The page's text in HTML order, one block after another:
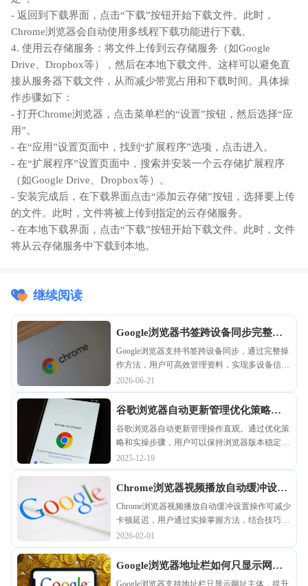
- 返回到下载界面，点击“下载”按钮开始下载文件。此时，
Chrome浏览器会自动使用多线程下载功能进行下载。
4. 使用云存储服务：将文件上传到云存储服务（如Google
Drive、Dropbox等），然后在本地下载文件。这样可以避免直
接从服务器下载文件，从而减少带宽占用和下载时间。具体操
作步骤如下：
- 打开Chrome浏览器，点击菜单栏的“设置”按钮，然后选择“应
用”。
- 在“应用”设置页面中，找到“扩展程序”选项，点击进入。
- 在“扩展程序”设置页面中，搜索并安装一个云存储扩展程序
（如Google Drive、Dropbox等）。
- 安装完成后，在下载界面点击“添加云存储”按钮，选择要上传
的文件。此时，文件将被上传到指定的云存储服务。
- 在本地下载界面，点击“下载”按钮开始下载文件。此时，文件
将从云存储服务中下载到本地。
继续阅读
Google浏览器书签跨设备同步完整操
作方法
Google浏览器支持书签跨设备同步，通过完整操
作方法，用户可高效管理资料，实现多设备信息
同步和便捷使用。
2026-06-21
谷歌浏览器自动更新管理优化策略及
实操
谷歌浏览器自动更新管理操作直观。通过优化策
略和实操步骤，用户可以保持浏览器版本稳定，
及时更新功能，提高安全性和性能。
2025-12-19
Chrome浏览器视频播放自动缓冲设置
操作实操
Chrome浏览器视频播放自动缓冲设置操作可减少
卡顿延迟，用户通过实操掌握方法，结合技巧经
验优化缓存管理，提高在线视频播放稳定性和流
畅度。
2026-02-01
Google浏览器地址栏如何只显示网址
主体
Google浏览器支持地址栏只显示网址主体，提升